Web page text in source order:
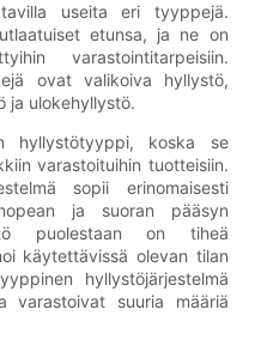
useita eri tyyppejä.
etunsa, ja ne on
varastointitarpeisiin.
ovat valikoiva hyllystö,
ja ulokehyllystö.
hyllystötyyppi, koska se
varastoituihin tuotteisiin.
sopii erinomaisesti
ja suoran pääsyn
puolestaan ​​on tiheä
käytettävissä olevan tilan
hyllystöjärjestelmä
varastoivat suuria määriä